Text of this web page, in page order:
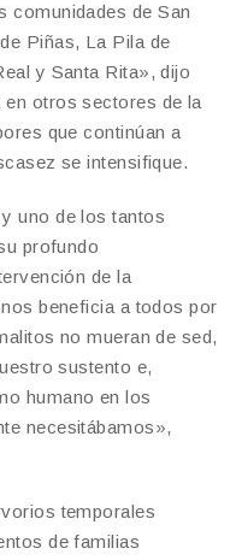
comunidades de San
Piñas, La Pila de
y Santa Rita», dijo
en otros sectores de la
que continúan a
se intensifique.
uno de los tantos
profundo
de la
beneficia a todos por
no mueran de sed,
sustento e,
humano en los
necesitábamos»,
temporales
de familias